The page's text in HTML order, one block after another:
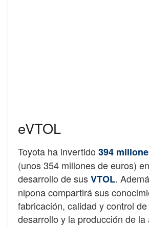
eVTOL
Toyota ha invertido 394
(unos 354 millones de euros)
desarrollo de susVTOL.
nipona compartirá sus
fabricación, calidad y control
desarrollo y la producción de la